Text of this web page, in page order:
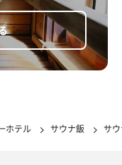
ホテル サウナ飯 サ